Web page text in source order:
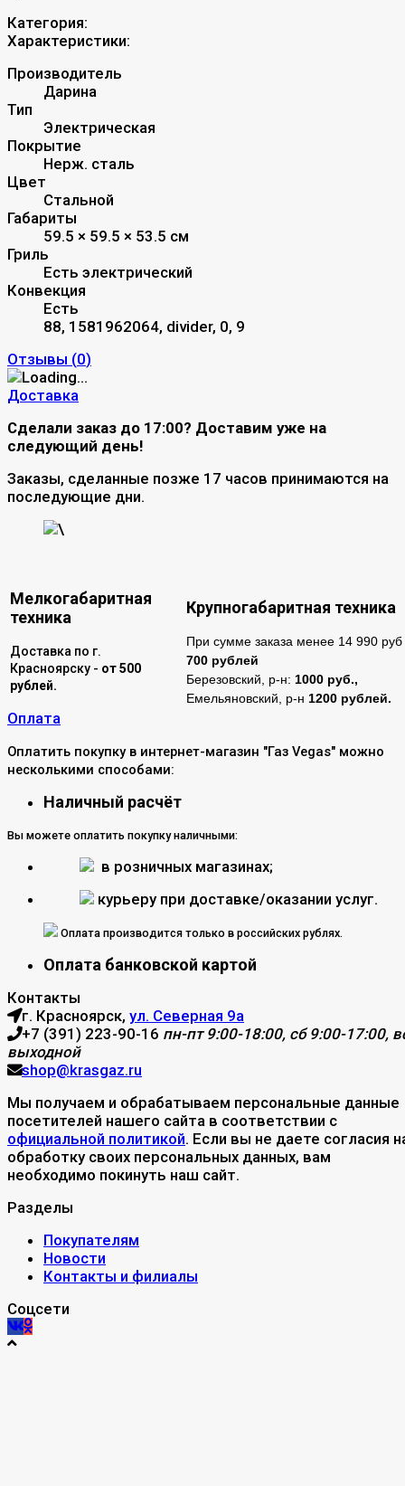
Категория:
Характеристики:
Производитель
Дарина
Тип
Электрическая
Покрытие
Нерж. сталь
Цвет
Стальной
Габариты
59.5 × 59.5 × 53.5 см
Гриль
Есть электрический
Конвекция
Есть
88, 1581962064, divider, 0, 9
Отзывы (0)
Доставка
Сделали заказ до 17:00? Доставим уже на
следующий день!
Заказы, сделанные позже 17 часов принимаются на
последующие дни.
\
Мелкогабаритная
техника
Крупногабаритная техника
Доставка по г.
Красноярску - от 500
рублей.
При сумме заказа менее 14 990 руб
700 рублей
Березовский, р-н: 1000 руб.,
Емельяновский, р-н 1200 рублей.
Оплата
Оплатить покупку в интернет-магазин "Газ Vegas" можно
несколькими способами:
Наличный расчёт
Вы можете оплатить покупку наличными:
в розничных магазинах;
курьеру при доставке/оказании услуг.
Оплата производится только в российских рублях.
Оплата банковской картой
Контакты
г. Красноярск, ул. Северная 9а
+7 (391) 223-90-16 пн-пт 9:00-18:00, сб 9:00-17:00,
выходной
shop@krasgaz.ru
Мы получаем и обрабатываем персональные данные
посетителей нашего сайта в соответствии с
официальной политикой. Если вы не даете согласия
обработку своих персональных данных, вам
необходимо покинуть наш сайт.
Разделы
Покупателям
Новости
Контакты и филиалы
Соцсети